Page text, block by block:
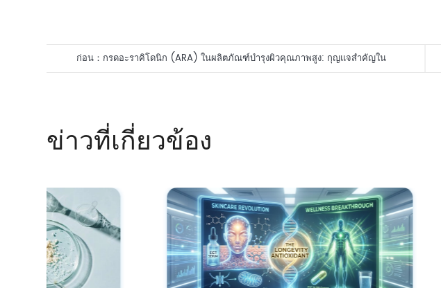
ก่อน： กรดอะราคิโดนิก (ARA) ในผลิตภัณฑ์บำรุงผิวคุณภาพสูง: กุญแจสำคัญใน
ข่าวที่เกี่ยวข้อง